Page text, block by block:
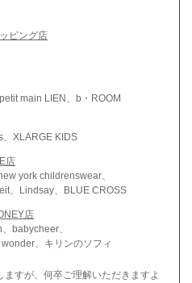
ピング店
main LIEN、b・ROOM
XLARGE KIDS
店
york childrenswear、
、Lindsay、BLUE CROSS
店
babycheer、
、キリンのソフィ
すが、何卒ご理解いただきますよ